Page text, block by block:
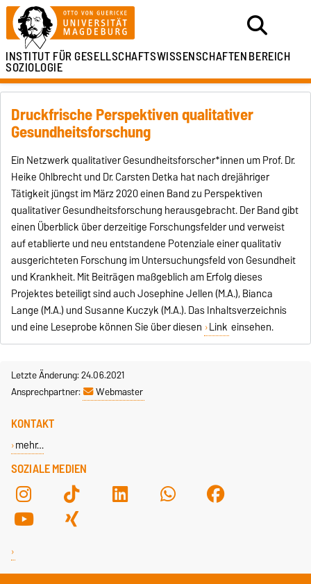
INSTITUT FÜRGESELLSCHAFTSWISSENSCHAFTENBEREICH
SOZIOLOGIE
Druckfrische Perspektiven qualitativer
Gesundheitsforschung
Ein Netzwerk qualitativer Gesundheitsforscher*innen um Prof. Dr.
Heike Ohlbrecht und Dr. Carsten Detka hat nach dreijähriger
Tätigkeit jüngst im März 2020 einen Band zu Perspektiven
qualitativer Gesundheitsforschung herausgebracht. Der Band gibt
einen Überblick über derzeitige Forschungsfelder und verweist
auf etablierte und neu entstandene Potenziale einer qualitativ
ausgerichteten Forschung im Untersuchungsfeld von Gesundheit
und Krankheit. Mit Beiträgen maßgeblich am Erfolg dieses
Projektes beteiligt sind auch Josephine Jellen (M.A.), Bianca
Lange (M.A.) und Susanne Kuczyk (M.A.). Das Inhaltsverzeichnis
und eine Leseprobe können Sie über diesen Link einsehen.
Letzte Änderung: 24.06.2021
Ansprechpartner:
Webmaster
SOZIALE MEDIEN
KONTAKT
mehr…